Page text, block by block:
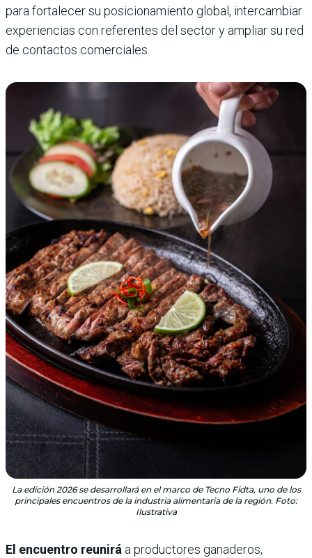
para fortalecer su posicionamiento global, intercambiar
experiencias con referentes del sector y ampliar su red
de contactos comerciales.
La edición 2026 se desarrollará en el marco de Tecno Fidta, uno de los
principales encuentros de la industria alimentaria de la región. Foto:
Ilustrativa
El encuentro reunirá a productores ganaderos,